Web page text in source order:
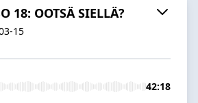
18: OOTSÄ SIELLÄ?
15
42:18